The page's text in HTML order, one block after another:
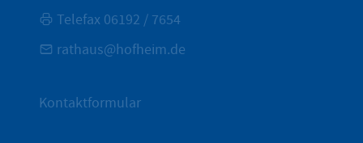
Telefax 06192 / 7654
rathaus@hofheim.de
Kontaktformular